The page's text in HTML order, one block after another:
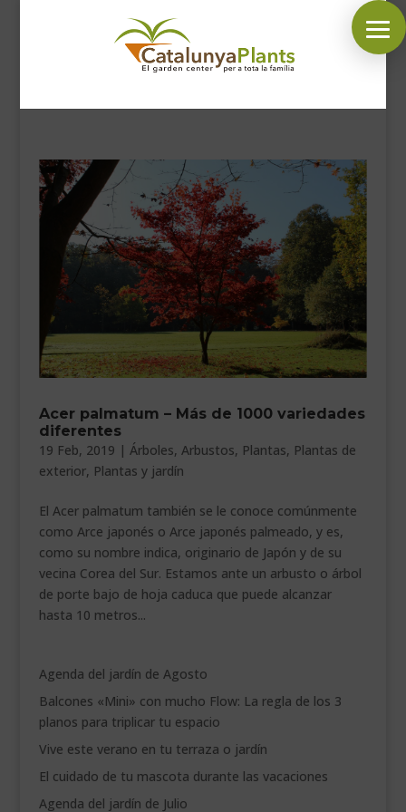
SÍGUENOS EN:
INICIO
PLANTAS
COMPLEMENTOS JARDÍN
MASCOTAS
DECORACIÓN
HORARIO GARDEN
CONTACTAR
___________________________
VEURE EN CATALÀ
Acer palmatum – Más de 1000 variedades
diferentes
19 Feb, 2019 | Árboles, Arbustos, Plantas, Plantas de
exterior, Plantas y jardín
El Acer palmatum también se le conoce comúnmente
como Arce japonés o Arce japonés palmeado, y es,
como su nombre indica, originario de Japón y de su
vecina Corea del Sur. Estamos ante un arbusto o árbol
de porte bajo de hoja caduca que puede alcanzar
hasta 10 metros...
Agenda del jardín de Agosto
Balcones «Mini» con mucho Flow: La regla de los 3
planos para triplicar tu espacio
Vive este verano en tu terraza o jardín
El cuidado de tu mascota durante las vacaciones
Agenda del jardín de Julio